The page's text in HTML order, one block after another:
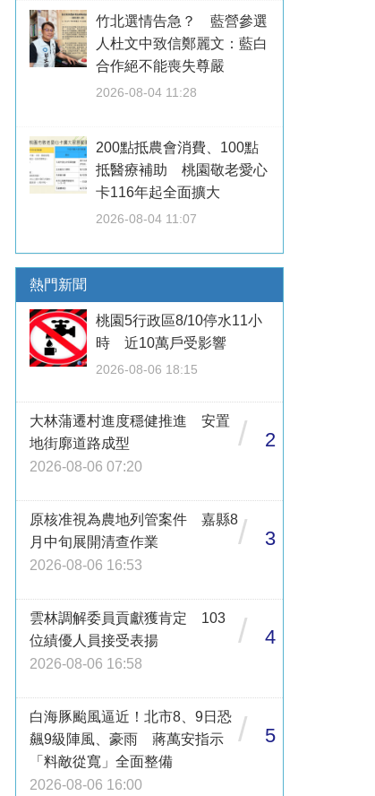
竹北選情告急？ 藍營參選
人杜文中致信鄭麗文：藍白
合作絕不能喪失尊嚴
2026-08-04 11:28
200點抵農會消費、100點
抵醫療補助 桃園敬老愛心
卡116年起全面擴大
2026-08-04 11:07
熱門新聞
桃園5行政區8/10停水11小
時 近10萬戶受影響
2026-08-06 18:15
大林蒲遷村進度穩健推進 安置
地街廓道路成型
2026-08-06 07:20
/ 2
原核准視為農地列管案件 嘉縣8
月中旬展開清查作業
2026-08-06 16:53
/ 3
雲林調解委員貢獻獲肯定 103
位績優人員接受表揚
2026-08-06 16:58
/ 4
白海豚颱風逼近！北市8、9日恐
飆9級陣風、豪雨 蔣萬安指示
「料敵從寬」全面整備
2026-08-06 16:00
/ 5